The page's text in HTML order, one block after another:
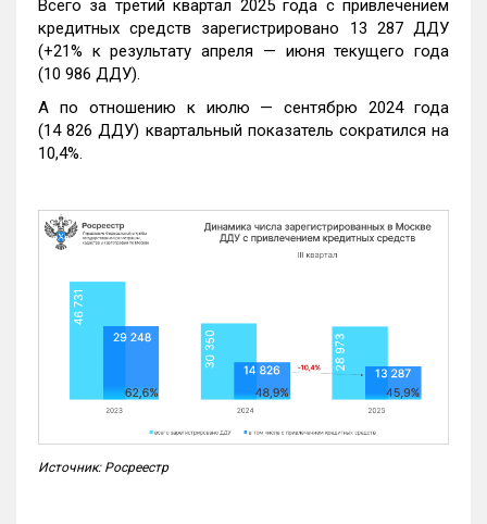
Всего за третий квартал 2025 года с привлечением
кредитных средств зарегистрировано 13 287 ДДУ
(+21% к результату апреля — июня текущего года
(10 986 ДДУ).
А по отношению к июлю — сентябрю 2024 года
(14 826 ДДУ) квартальный показатель сократился на
10,4%.
Источник: Росреестр